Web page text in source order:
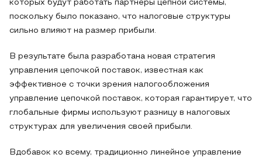
которых будут работать партнеры цепной системы,
поскольку было показано, что налоговые структуры
сильно влияют на размер прибыли.
В результате была разработана новая стратегия
управления цепочкой поставок, известная как
эффективное с точки зрения налогообложения
управление цепочкой поставок, которая гарантирует, что
глобальные фирмы используют разницу в налоговых
структурах для увеличения своей прибыли.
Вдобавок ко всему, традиционно линейное управление